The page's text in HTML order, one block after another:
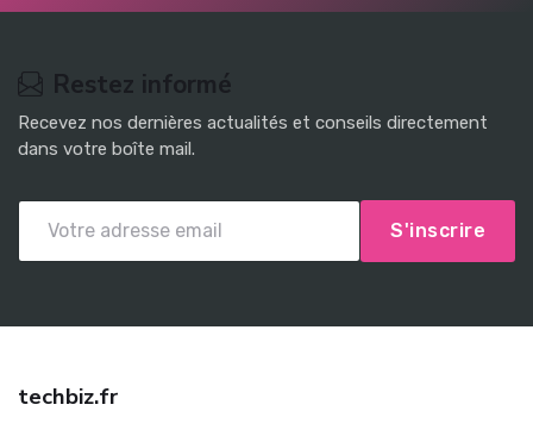
Restez informé
Recevez nos dernières actualités et conseils directement
dans votre boîte mail.
S'inscrire
techbiz.fr